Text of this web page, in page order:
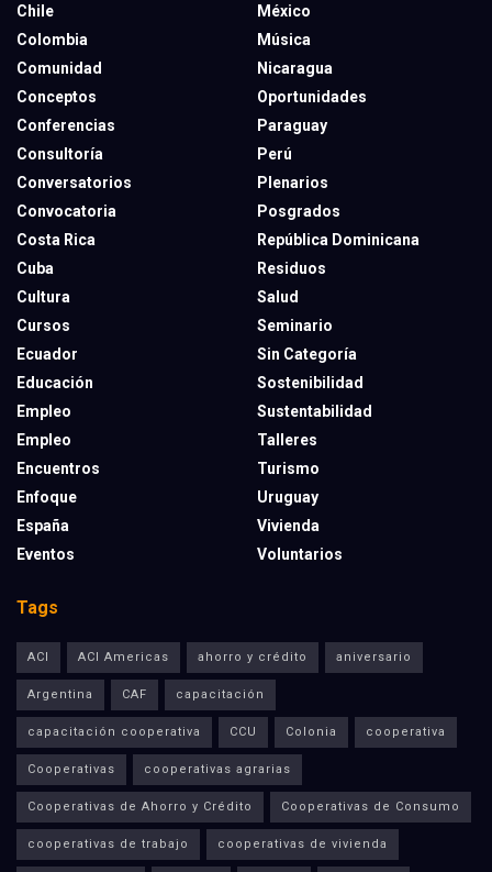
Chile
Colombia
Comunidad
Conceptos
Conferencias
Consultoría
Conversatorios
Convocatoria
Costa Rica
Cuba
Cultura
Cursos
Ecuador
Educación
Empleo
Empleo
Encuentros
Enfoque
España
Eventos
México
Música
Nicaragua
Oportunidades
Paraguay
Perú
Plenarios
Posgrados
República Dominicana
Residuos
Salud
Seminario
Sin Categoría
Sostenibilidad
Sustentabilidad
Talleres
Turismo
Uruguay
Vivienda
Voluntarios
Tags
ACI ACI Americas ahorro y crédito aniversario
Argentina CAF capacitación
capacitación cooperativa CCU Colonia cooperativa
Cooperativas cooperativas agrarias
Cooperativas de Ahorro y Crédito Cooperativas de Consumo
cooperativas de trabajo cooperativas de vivienda